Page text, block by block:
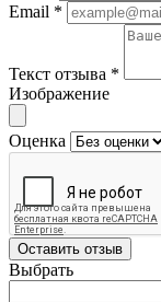
Email *
Текст отзыва *
Изображение
Оценка
Оставить отзыв
Выбрать